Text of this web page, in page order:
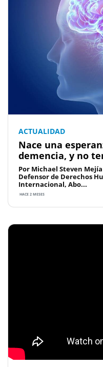
ACTUALIDAD
Nace una
demencia, y no
Por Michael Steven
Defensor de Derechos
Internacional, Abo...
HACE 2 MESES